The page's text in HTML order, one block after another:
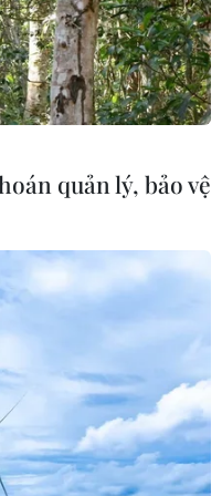
trục xuất gần 1,5 triệu
nhập cư trái phép
12 tháng
08/2026 22:43
Hai trận động đất
tiếp làm rung chuyển
08/2026 22:41
quản lý, bảo vệ